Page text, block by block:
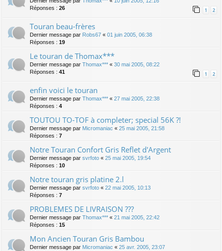
Réponses : 26 1 2
Touran beau-frères
Dernier message par Robs67 « 01 juin 2005, 06:38
Réponses : 19
Le touran de Thomax***
Dernier message par Thomax*** « 30 mai 2005, 08:22
Réponses : 41 1 2
enfin voici le touran
Dernier message par Thomax*** « 27 mai 2005, 22:38
Réponses : 4
TOUTOU TO-TOF à completer; special 56K ?!
Dernier message par Micromaniac « 25 mai 2005, 21:58
Réponses : 7
Notre Touran Confort Gris Reflet d'Argent
Dernier message par svrfoto « 25 mai 2005, 19:54
Réponses : 10
Notre touran gris platine 2.l
Dernier message par svrfoto « 22 mai 2005, 10:13
Réponses : 7
PROBLEMES DE LIVRAISON ???
Dernier message par Thomax*** « 21 mai 2005, 22:42
Réponses : 15
Mon Ancien Touran Gris Bambou
Dernier message par Micromaniac « 25 avr. 2005, 23:07